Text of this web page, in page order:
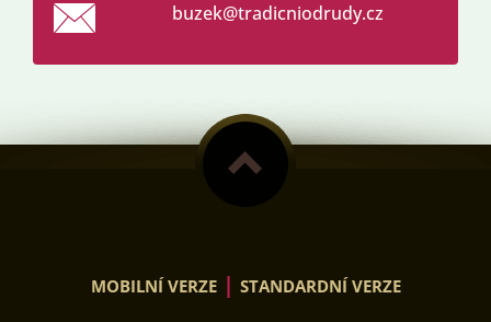
buzek@tradicniodrudy.cz
MOBILNÍ VERZE | STANDARDNÍ VERZE